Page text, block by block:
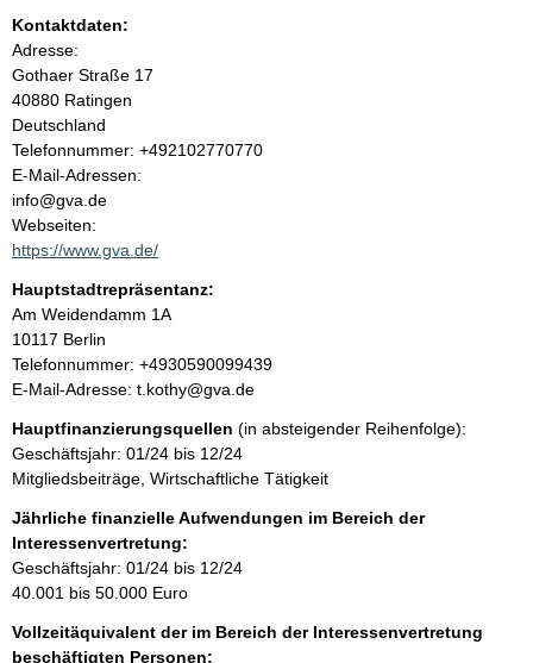
n
h
a
l
t
Kontaktdaten:
Adresse:
Gothaer Straße 17
40880 Ratingen
Deutschland
K
o
n
t
a
t
i
n
o
r
m
a
i
o
n
e
n
:
Telefonnummer: +492102770770
E-Mail-Adressen:
info@gva.de
Webseiten:
https://www.gva.de/
Hauptstadtrepräsentanz:
A
d
r
e
s
e
Am Weidendamm 1A
10117 Berlin
K
o
t
a
k
t
i
n
f
r
Telefonnummer: +4930590099439
E-Mail-Adresse: t.kothy@gva.de
Hauptfinanzierungsquellen (in absteigender Reihenfolge):
Geschäftsjahr: 01/24 bis 12/24
Mitgliedsbeiträge, Wirtschaftliche Tätigkeit
Jährliche finanzielle Aufwendungen im Bereich der
Interessenvertretung:
Geschäftsjahr: 01/24 bis 12/24
40.001 bis 50.000 Euro
Vollzeitäquivalent der im Bereich der Interessenvertretung
beschäftigten Personen: